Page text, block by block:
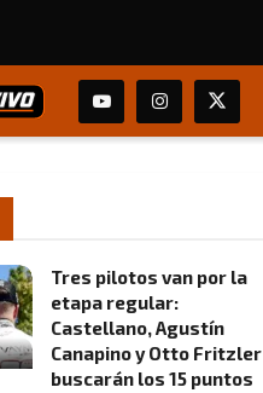
Tres pilotos van por la
etapa regular:
Castellano, Agustín
Canapino y Otto Fritzler
buscarán los 15 puntos